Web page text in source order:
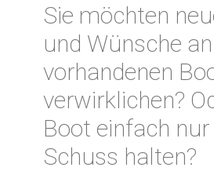
Sie möchten
und Wünsche
vorhandenen
verwirklichen?
Boot einfach
Schuss halten?